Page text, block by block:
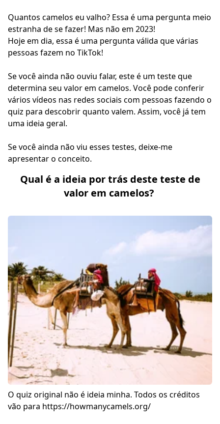
Quantos camelos eu valho? Essa é uma pergunta meio
estranha de se fazer! Mas não em 2023!
Hoje em dia, essa é uma pergunta válida que várias
pessoas fazem no TikTok!
Se você ainda não ouviu falar, este é um teste que
determina seu valor em camelos. Você pode conferir
vários vídeos nas redes sociais com pessoas fazendo o
quiz para descobrir quanto valem. Assim, você já tem
uma ideia geral.
Se você ainda não viu esses testes, deixe-me
apresentar o conceito.
Qual é a ideia por trás deste teste de
valor em camelos?
O quiz original não é ideia minha. Todos os créditos
vão para https://howmanycamels.org/